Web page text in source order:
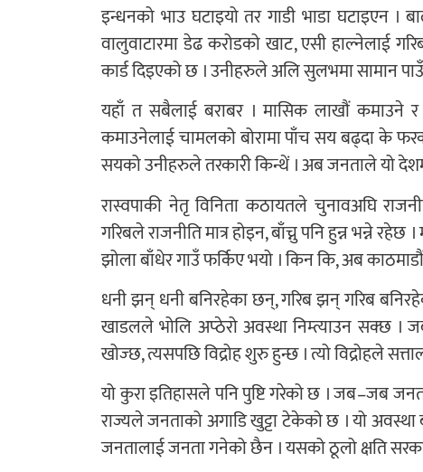
इन्धनको भाउ घटाइयो तर गाडी भाडा घटाइएन
वालुवाटारमा डेढ करोडको खाट, एसी हाल्नेलाई
कार्ड दिइएको छ । उनीहरुले अलि सुलभमा सामान
यहाँ त सबैलाई बराबर । मासिक लाखौं कमाउने
कमाउनेलाई चामलको बोरामा पाँच सय बढ्दा के
सयको उनीहरुले तरकारी किन्थें । अब जनताले यो
रास्वपाकी नेतृ विनिता कठायतले चुनावअघि
गरिबले राजनीति मात्र होइन, बाँच्नु पनि हुन्न भन्ने
झोला बाँधेर गाउँ फर्किए भयो । किन कि, अब
धनी झन् धनी बनिरहेका छन्, गरिब झन् गरिब
खाडलले भोलि अप्ठेरो अवस्था निम्त्याउन सक्छ
खोज्छ, त्यसपछि विद्रोह शुरु हुन्छ । त्यो विद्रोहले
यो कुरा इतिहासले पनि पुष्टि गरेको छ । जब–जब
राज्यले जनताको अगाडि खुट्टा टेकेको छ । यो
जनतालाई जनता गनेको छैन । यसको ठूलो क्षति